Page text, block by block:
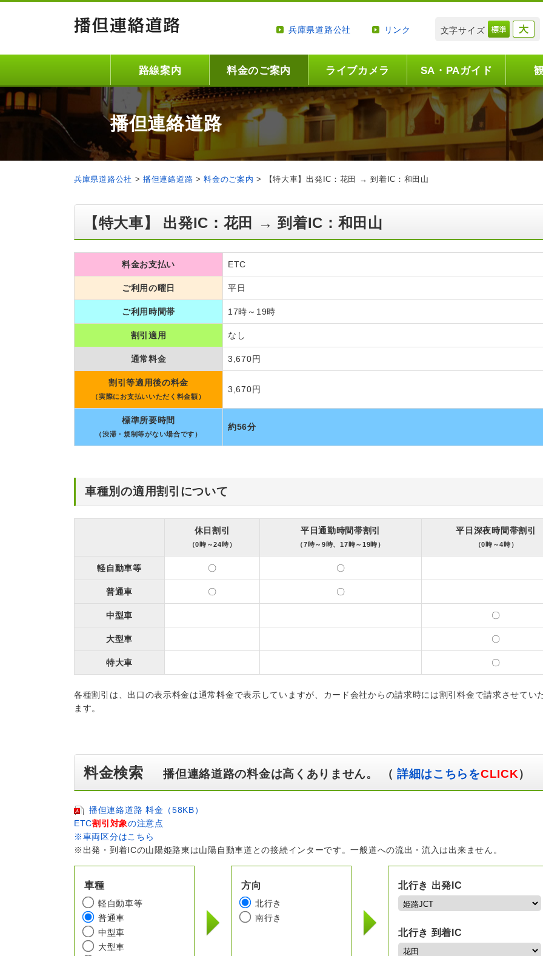
兵庫県道路公社 リンク 文字サイズ
路線案内 料金のご案内 ライブカメラ SA・PAガイド
播但連絡道路
兵庫県道路公社 >播但連絡道路 >料金のご案内 > 【特大車】出発IC：花田 → 到着IC：和田山
【特大車】 出発IC：花田 → 到着IC：和田山
料金お支払い ETC
ご利用の曜日 平日
ご利用時間帯 17時～19時
割引適用 なし
通常料金 3,670円
割引等適用後の料金
（実際にお支払いいただく料金額）
3,670円
標準所要時間
（渋滞・規制等がない場合です）
約56分
車種別の適用割引について
休日割引
（0時～24時）
平日通勤時間帯割引
（7時～9時、17時～19時）
平日深夜時間帯割引
（0時～4時）
軽自動車等 〇 〇
普通車 〇 〇
中型車 〇
大型車 〇
特大車 〇
各種割引は、出口の表示料金は通常料金で表示していますが、カード会社からの請求時には割引料金で請求させてい
ます。
料金検索播但連絡道路の料金は高くありません。 （ 詳細はこちらをCLICK）
播但連絡道路 料金（58KB）
ETC割引対象の注意点
※車両区分はこちら
※出発・到着ICの山陽姫路東は山陽自動車道との接続インターです。一般道への流出・流入は出来ません。
車種
軽自動車等
普通車
中型車
大型車
方向
北行き
南行き
北行き 出発IC
北行き 到着IC